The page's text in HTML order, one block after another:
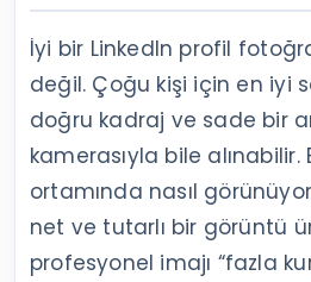
İyi bir LinkedIn profil
değil. Çoğu kişi için en iyi
doğru kadraj ve sade bir
kamerasıyla bile
ortamında nasıl
net ve tutarlı bir görüntü
profesyonel imajı “fazla